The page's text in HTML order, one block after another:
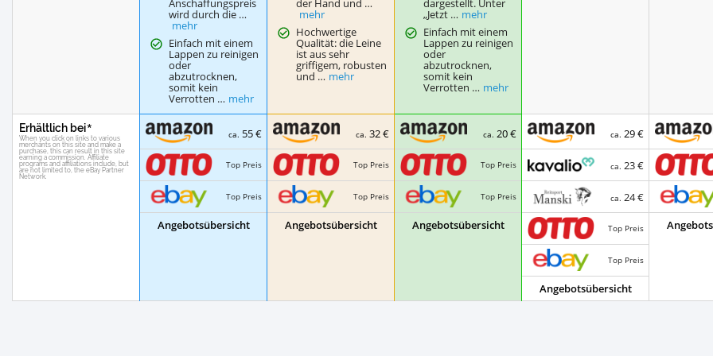
Anschaffungspreis
wird durch die …
mehr
Einfach mit einem
Lappen zu reinigen
oder
abzutrocknen,
somit kein
Verrotten … mehr
der Hand und …
mehr
Hochwertige
Qualität: die Leine
ist aus sehr
griffigem, robusten
und … mehr
dargestellt. Unter
„Jetzt … mehr
Einfach mit einem
Lappen zu reinigen
oder
abzutrocknen,
somit kein
Verrotten … mehr
Erhältlich bei ca. 55 €
Top Preis
Top Preis
Angebotsübersicht
ca.32 €
Top Preis
Top Preis
Angebotsübersicht
ca.20 €
Top Preis
Top Preis
Angebotsübersicht
ca.29 €
ca.23 €
ca.24 €
Top Preis
Top Preis
Angebotsübersicht